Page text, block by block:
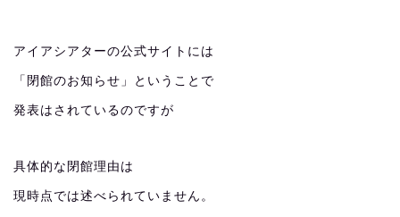
アイアシアターの公式サイトには
「閉館のお知らせ」ということで
発表はされているのですが
具体的な閉館理由は
現時点では述べられていません。